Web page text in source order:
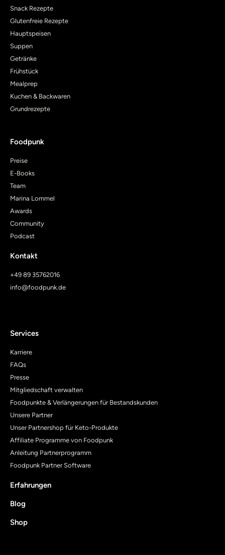
Snack Rezepte
Glutenfreie Rezepte
Hauptspeisen
Suppen
Getränke
Frühstück
Mealprep
Kuchen & Backwaren
Grundrezepte
Foodpunk
Preise
E-Books
Team
Marina Lommel
Awards
Community
Podcast
Kontakt
+49 89 35762016
info@foodpunk.de
Services
Karriere
FAQs
Presse
Mitgliedschaft verwalten
Foodpunkte & Verlängerungen für Bestandskunden
Unsere Partner
Unser Partnershop für Keto-Produkte
Affiliate Programme von Foodpunk
Anleitung Partnerprogramm
Foodpunk Partner Software
Erfahrungen
Blog
Shop